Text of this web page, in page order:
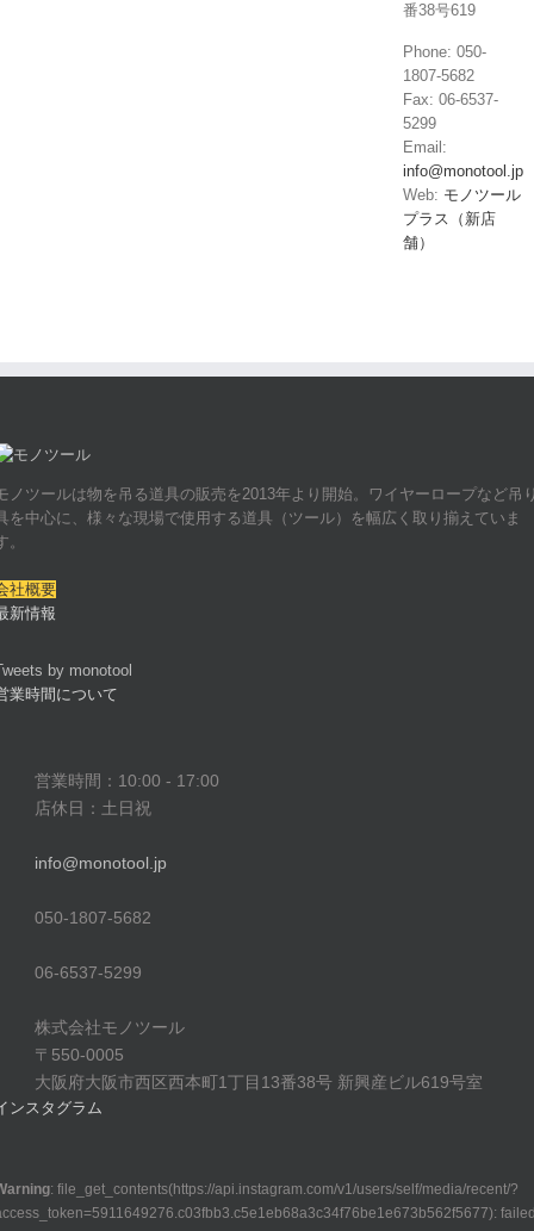
番38号619
Phone: 050-
1807-5682
Fax: 06-6537-
5299
Email:
info@monotool.jp
Web: モノツール
プラス（新店
舗）
ノツールは物を吊る道具の販売を2013年より開始。ワイヤーロープなど吊
を中心に、様々な現場で使用する道具（ツール）を幅広く取り揃えていま
。
社概要
新情報
by monotool
業時間について
営業時間：10:00 - 17:00
店休日：土日祝
info@monotool.jp
050-1807-5682
06-6537-5299
株式会社モノツール
〒550-0005
大阪府大阪市西区西本町1丁目13番38号 新興産ビル619号室
ンスタグラム
: file_get_contents(https://api.instagram.com/v1/users/self/media/recent/?